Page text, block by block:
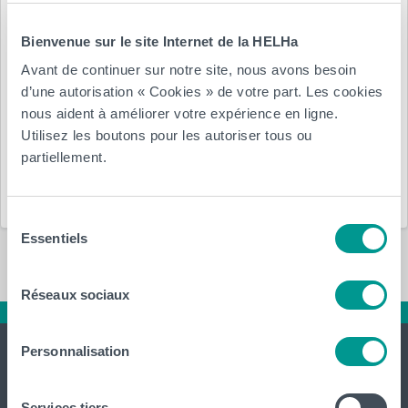
Bienvenue sur le site Internet de la HELHa
Avant de continuer sur notre site, nous avons besoin
d’une autorisation « Cookies » de votre part. Les cookies
nous aident à améliorer votre expérience en ligne.
Utilisez les boutons pour les autoriser tous ou
partiellement.
Essentiels
Réseaux sociaux
Personnalisation
29 janvier 2026par HELHa
Département(s) :